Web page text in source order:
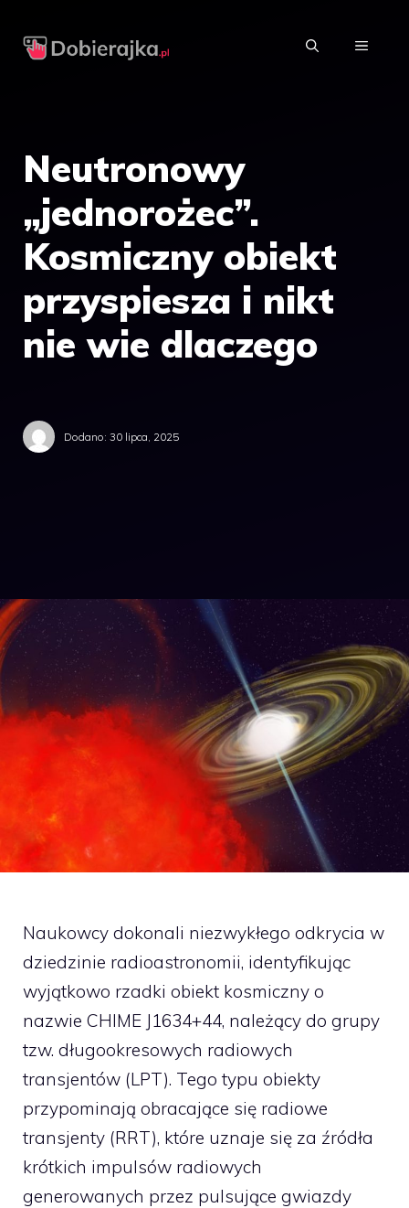
MENU
Neutronowy
„jednorożec”.
Kosmiczny obiekt
przyspiesza i nikt
nie wie dlaczego
Dodano: 30 lipca, 2025
Naukowcy dokonali niezwykłego odkrycia w
dziedzinie radioastronomii, identyfikując
wyjątkowo rzadki obiekt kosmiczny o
nazwie CHIME J1634+44, należący do grupy
tzw. długookresowych radiowych
transjentów (LPT). Tego typu obiekty
przypominają obracające się radiowe
transjenty (RRT), które uznaje się za źródła
krótkich impulsów radiowych
generowanych przez pulsujące gwiazdy